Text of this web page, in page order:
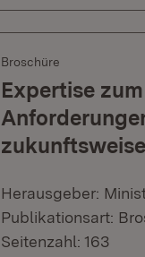
Broschüre
Expertise
Herausgeber:
Publikationsart:
Seitenzahl: 163